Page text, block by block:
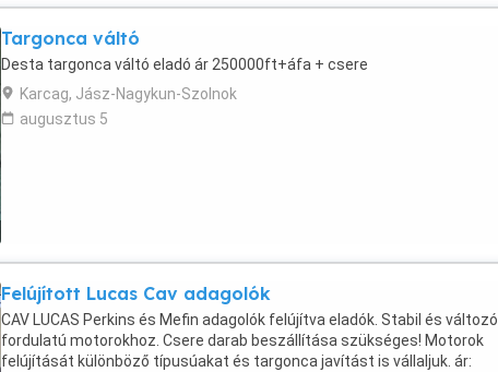
Targonca váltó
Desta targonca váltó eladó ár 250000ft+áfa + csere
Karcag, Jász-Nagykun-Szolnok
augusztus 5
Felújított Lucas Cav adagolók
CAV LUCAS Perkins és Mefin adagolók felújítva eladók. Stabil és változó
fordulatú motorokhoz. Csere darab beszállítása szükséges! Motorok
felújítását különböző típusúakat és targonca javítást is vállaljuk. ár: